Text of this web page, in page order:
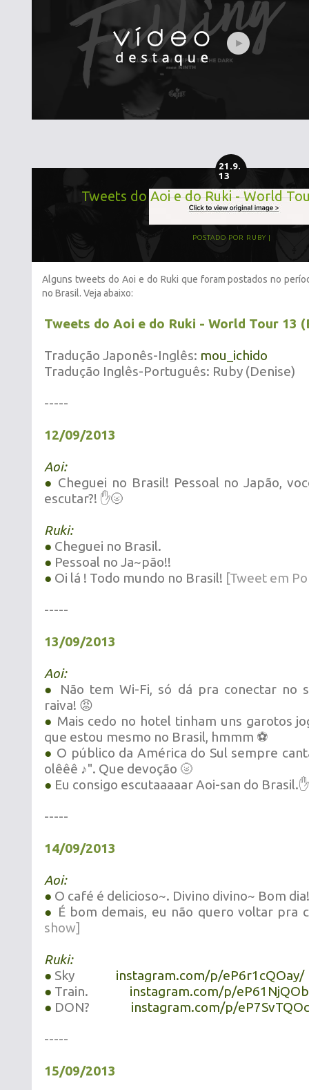
21.9.
13
Tweets do Aoi e do Ruki - World
POSTADO POR RUBY
Alguns tweets do Aoi e do Ruki que foram postados no
no Brasil. Veja abaixo:
Tweets do Aoi e do Ruki - World Tour 13
Tradução Japonês-Inglês: mou_ichido
Tradução Inglês-Português: Ruby (Denise)
-----
12/09/2013
Aoi:
● Cheguei no Brasil! Pessoal no Japão,
escutar?! ✋🌝
Ruki:
● Cheguei no Brasil.
● Pessoal no Ja~pão!!
● Oi lá ! Todo mundo no Brasil! [Tweet em
-----
13/09/2013
Aoi:
●
Não tem Wi-Fi, só dá pra conectar no
raiva! 😡
● Mais cedo no hotel tinham uns garotos
que estou mesmo no Brasil, hmmm ⚽
● O público da América do Sul sempre
olêêê ♪". Que devoção 🌝
● Eu consigo escutaaaaar Aoi-san do
-----
14/09/2013
Aoi:
● O café é delicioso~. Divino divino~ Bom
● É bom demais, eu não quero voltar pra
show]
Ruki:
● Sky
instagram.com/p/eP6r1cQOay/
● Train.
instagram.com/p/
● DON? instagram.com/p/
-----
15/09/2013